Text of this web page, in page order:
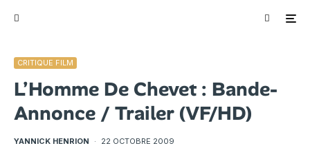
CRITIQUE FILM
L’Homme De Chevet : Bande-
Annonce / Trailer (VF/HD)
YANNICK HENRION · 22 OCTOBRE 2009